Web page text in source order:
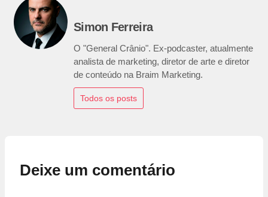
Simon Ferreira
O "General Crânio". Ex-podcaster, atualmente
analista de marketing, diretor de arte e diretor
de conteúdo na Braim Marketing.
Todos os posts
Deixe um comentário